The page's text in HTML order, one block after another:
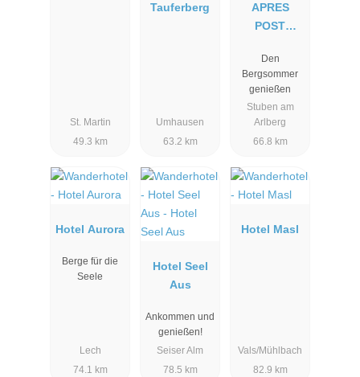
St. Martin
49.3 km
Tauferberg
Umhausen
63.2 km
APRES
POST
Den
Bergsommer
genießen
Stuben am
Arlberg
66.8 km
Hotel Aurora
Berge für die
Seele
Lech
74.1 km
Hotel Seel
Aus
Ankommen und
genießen!
Seiser Alm
78.5 km
Hotel Masl
Vals/Mühlbach
82.9 km